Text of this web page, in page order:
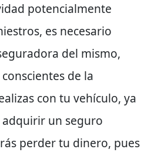
potencialmente
es necesario
del mismo,
de la
con tu vehículo, ya
adquirir un seguro
perder tu dinero, pues